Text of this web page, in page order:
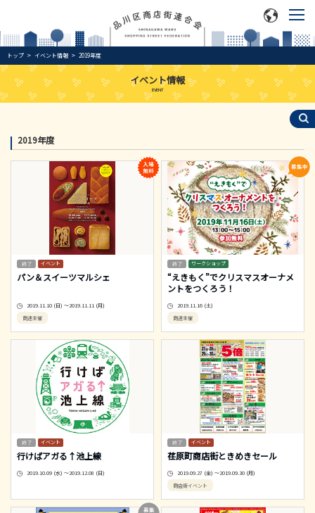
トップ イベント情報 2019年度
イベント情報
EVENT
2019年度
イベント
パン＆スイーツマルシェ
2019.11.10 (日) ～2019.11.11 (月)
商連主催
ワークショップ
“えきもく”でクリスマスオーナメ
ントをつくろう！
2019.11.16 (土)
商連主催
イベント
行けばアガる↑池上線
2019.10.09 (水) ～2019.12.08 (日)
イベント
荏原町商店街ときめきセール
2019.09.27 (金) ～2019.09.30 (月)
商店街イベント